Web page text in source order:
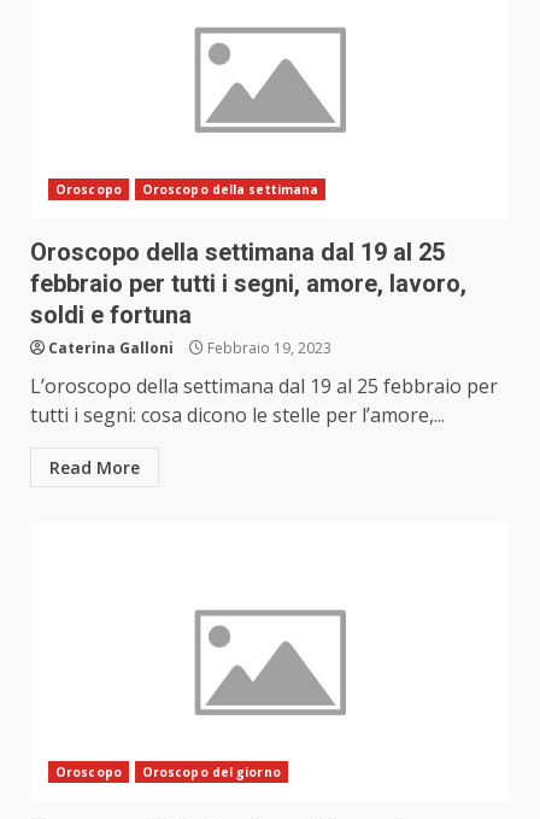
Oroscopo Oroscopo della settimana
Oroscopo della settimana dal 19 al 25
febbraio per tutti i segni, amore, lavoro,
soldi e fortuna
Caterina Galloni Febbraio 19, 2023
L’oroscopo della settimana dal 19 al 25 febbraio per
tutti i segni: cosa dicono le stelle per l’amore,...
Read More
Oroscopo Oroscopo del giorno